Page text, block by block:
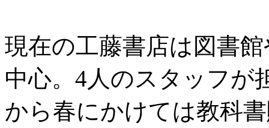
現在の工藤書店は図書
中心。4人のスタッフが
から春にかけては教科